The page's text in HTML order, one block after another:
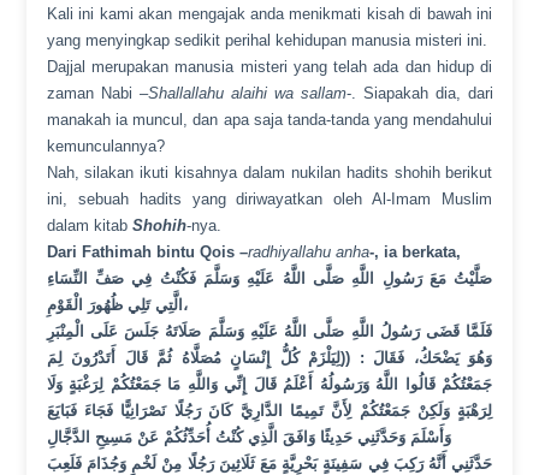
Kali ini kami akan mengajak anda menikmati kisah di bawah ini
yang menyingkap sedikit perihal kehidupan manusia misteri ini.
Dajjal merupakan manusia misteri yang telah ada dan hidup di
zaman Nabi –Shallallahu alaihi wa sallam-. Siapakah dia, dari
manakah ia muncul, dan apa saja tanda-tanda yang mendahului
kemunculannya?
Nah, silakan ikuti kisahnya dalam nukilan hadits shohih berikut
ini, sebuah hadits yang diriwayatkan oleh Al-Imam Muslim
dalam kitab Shohih-nya.
Dari Fathimah bintu Qois–radhiyallahu anha-, ia berkata,
صَلَّيْتُ مَعَ رَسُولِ اللَّهِ صَلَّى اللَّهُ عَلَيْهِ وَسَلَّمَ فَكُنْتُ فِي صَفِّ النِّسَاءِ
الَّتِي تَلِي ظُهُورَ الْقَوْمِ،
فَلَمَّا قَضَى رَسُولُ اللَّهِ صَلَّى اللَّهُ عَلَيْهِ وَسَلَّمَ صَلَاتَهُ جَلَسَ عَلَى الْمِنْبَرِ
وَهُوَ يَضْحَكُ، فَقَالَ : ((لِيَلْزَمْ كُلُّ إِنْسَانٍ مُصَلَّاهُ ثُمَّ قَالَ أَتَدْرُونَ لِمَ
جَمَعْتُكُمْ قَالُوا اللَّهُ وَرَسُولُهُ أَعْلَمُ قَالَ إِنِّي وَاللَّهِ مَا جَمَعْتُكُمْ لِرَغْبَةٍ وَلَا
لِرَهْبَةٍ وَلَكِنْ جَمَعْتُكُمْ لِأَنَّ تَمِيمًا الدَّارِيَّ كَانَ رَجُلًا نَصْرَانِيًّا فَجَاءَ فَبَايَعَ
وَأَسْلَمَ وَحَدَّثَنِي حَدِيثًا وَافَقَ الَّذِي كُنْتُ أُحَدِّثُكُمْ عَنْ مَسِيحِ الدَّجَّالِ
حَدَّثَنِي أَنَّهُ رَكِبَ فِي سَفِينَةٍ بَحْرِيَّةٍ مَعَ ثَلَاثِينَ رَجُلًا مِنْ لَخْمٍ وَجُذَامَ فَلَعِبَ